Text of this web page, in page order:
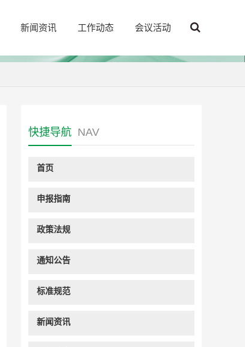
新闻资讯 工作动态 会议活动
快捷导航 NAV
首页
申报指南
政策法规
通知公告
标准规范
新闻资讯